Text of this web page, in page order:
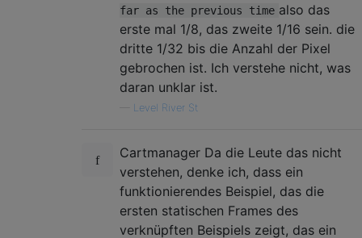
far as the previous time also das
erste mal 1/8, das zweite 1/16 sein. die
dritte 1/32 bis die Anzahl der Pixel
gebrochen ist. Ich verstehe nicht, was
daran unklar ist.
Level River St
Cartmanager Da die Leute das nicht
verstehen, denke ich, dass ein
funktionierendes Beispiel, das die
ersten statischen Frames des
verknüpften Beispiels zeigt, das ein